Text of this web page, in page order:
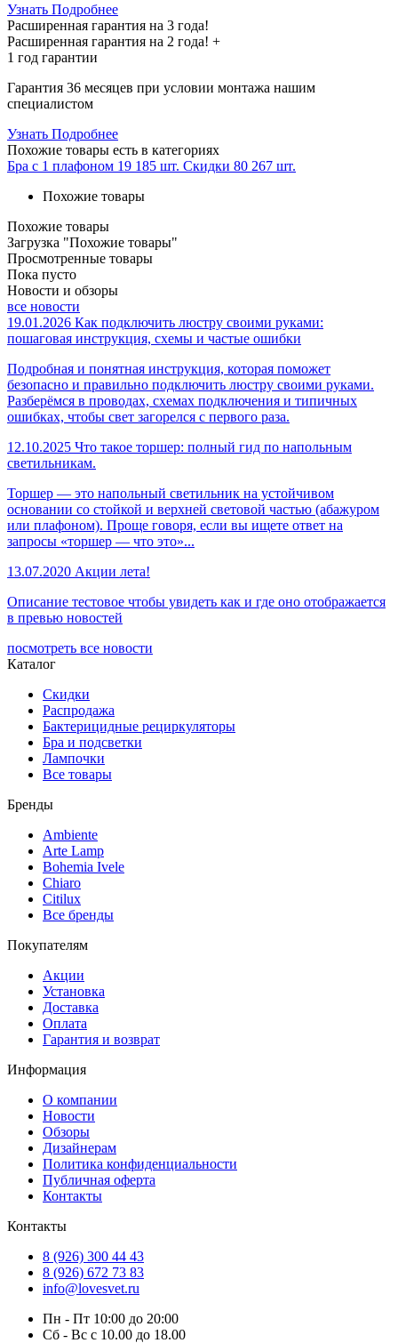
Узнать Подробнее
Расширенная гарантия на 3 года!
Расширенная гарантия на 2 года! +
1 год гарантии
Гарантия 36 месяцев при условии монтажа нашим
специалистом
Узнать Подробнее
Похожие товары есть в категориях
Бра с 1 плафоном 19 185 шт. Скидки 80 267 шт.
Похожие товары
Похожие товары
Загрузка "Похожие товары"
Просмотренные товары
Пока пусто
Новости и обзоры
все новости
19.01.2026 Как подключить люстру своими руками:
пошаговая инструкция, схемы и частые ошибки
Подробная и понятная инструкция, которая поможет
безопасно и правильно подключить люстру своими руками.
Разберёмся в проводах, схемах подключения и типичных
ошибках, чтобы свет загорелся с первого раза.
12.10.2025 Что такое торшер: полный гид по напольным
светильникам.
Торшер — это напольный светильник на устойчивом
основании со стойкой и верхней световой частью (абажуром
или плафоном). Проще говоря, если вы ищете ответ на
запросы «торшер — что это»...
13.07.2020 Акции лета!
Описание тестовое чтобы увидеть как и где оно отображается
в превью новостей
посмотреть все новости
Каталог
Скидки
Распродажа
Бактерицидные рециркуляторы
Бра и подсветки
Лампочки
Все товары
Бренды
Ambiente
Arte Lamp
Bohemia Ivele
Chiaro
Citilux
Все бренды
Покупателям
Акции
Установка
Доставка
Оплата
Гарантия и возврат
Информация
О компании
Новости
Обзоры
Дизайнерам
Политика конфиденциальности
Публичная оферта
Контакты
Контакты
8 (926) 300 44 43
8 (926) 672 73 83
info@lovesvet.ru
Пн - Пт 10:00 до 20:00
Сб - Вс с 10.00 до 18.00